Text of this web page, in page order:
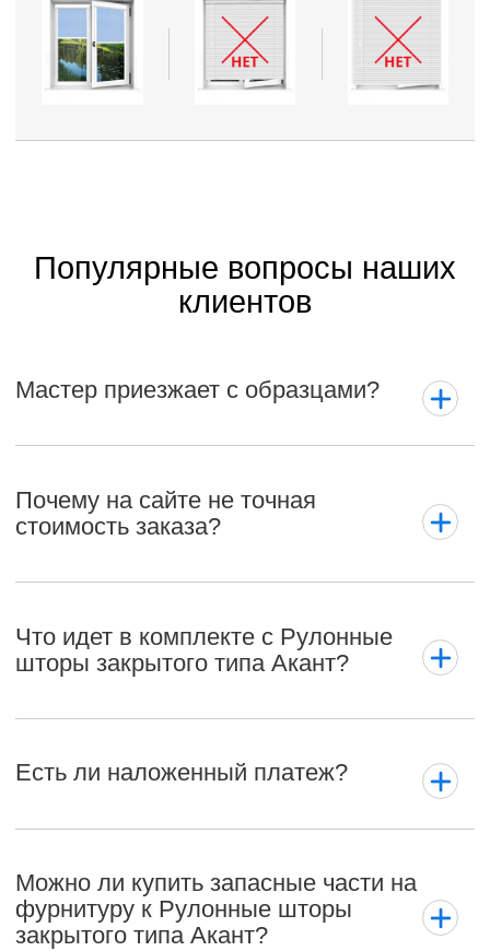
Популярные вопросы наших
клиентов
Мастер приезжает с образцами?
Почему на сайте не точная
стоимость заказа?
Что идет в комплекте с Рулонные
шторы закрытого типа Акант?
Есть ли наложенный платеж?
Можно ли купить запасные части на
фурнитуру к Рулонные шторы
закрытого типа Акант?